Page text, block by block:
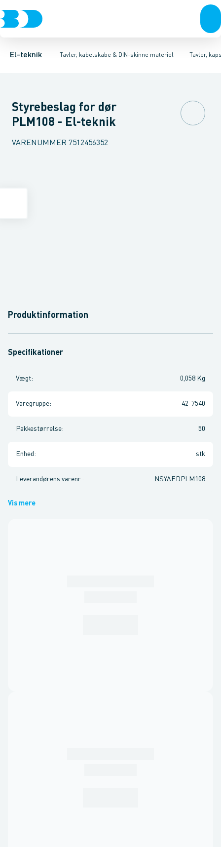
El-teknik Tavler, kabelskabe & DIN-skinne materiel
Afbrydere, stikkontakter & lampeudtagForgreningsmateriel
Tavler,
Tavler, kapsling og rackskabe Fordelings-/byggepladstavler
Ventilationsplade (indkapsling/skab)Dækplade / mærkeplade
Styrebeslag for dør
PLM108 - El-teknik
VARENUMMER 7512456352
Produktinformation
Specifikationer
Vægt: 0,058 Kg
Varegruppe: 42-7540
Pakkestørrelse: 50
Enhed : stk
Leverandørens varenr. : NSYAEDPLM108
Vis mere